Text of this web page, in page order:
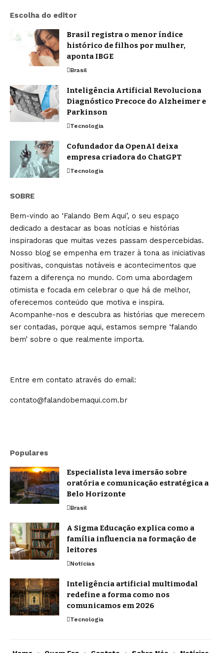
Escolha do editor
Brasil registra o menor índice
histórico de filhos por mulher,
aponta IBGE
Brasil
Inteligência Artificial Revoluciona
Diagnóstico Precoce do Alzheimer e
Parkinson
Tecnologia
Cofundador da OpenAI deixa
empresa criadora do ChatGPT
Tecnologia
SOBRE
Bem-vindo ao ‘Falando Bem Aqui’, o seu espaço
dedicado a destacar as boas notícias e histórias
inspiradoras que muitas vezes passam despercebidas.
Nosso blog se empenha em trazer à tona as iniciativas
positivas, conquistas notáveis e acontecimentos que
fazem a diferença no mundo. Com uma abordagem
otimista e focada em celebrar o que há de melhor,
oferecemos conteúdo que motiva e inspira.
Acompanhe-nos e descubra as histórias que merecem
ser contadas, porque aqui, estamos sempre ‘falando
bem’ sobre o que realmente importa.
Entre em contato através do email:
contato@falandobemaqui.com.br
Populares
Especialista leva imersão sobre
oratória e comunicação estratégica a
Belo Horizonte
Brasil
A Sigma Educação explica como a
família influencia na formação de
leitores
Notícias
Inteligência artificial multimodal
redefine a forma como nos
comunicamos em 2026
Tecnologia